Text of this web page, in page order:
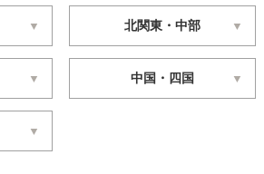
北関東・中部
中国・四国